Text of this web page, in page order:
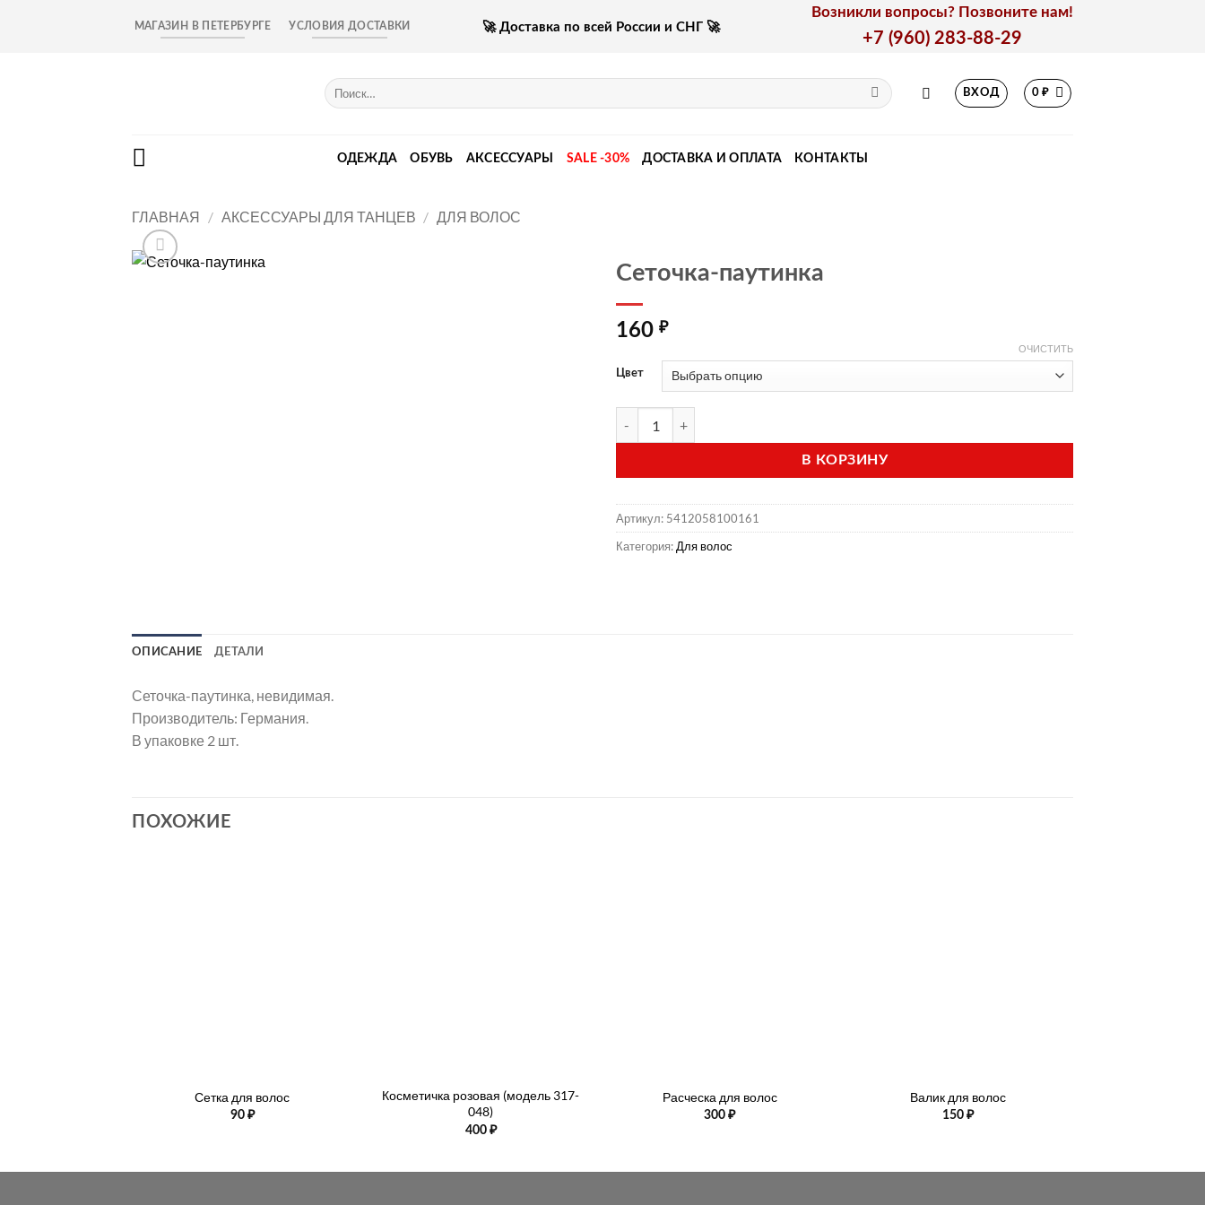
МАГАЗИН В ПЕТЕРБУРГЕ УСЛОВИЯ ДОСТАВКИ 🚀 Доставка по всей России и СНГ 🚀
Возникли вопросы? Позвоните нам!
+7 (960) 283-88-29
Искать:
ВХОД 0₽
ОДЕЖДА ОБУВЬ АКСЕССУАРЫ SALE -30% ДОСТАВКА И ОПЛАТА КОНТАКТЫ
ГЛАВНАЯ / АКСЕССУАРЫ ДЛЯ ТАНЦЕВ / ДЛЯ ВОЛОС
Сеточка-паутинка
160 ₽
Цвет
ОЧИСТИТЬ
В КОРЗИНУ
Артикул: 5412058100161
Категория: Для волос
ОПИСАНИЕ ДЕТАЛИ
Сеточка-паутинка, невидимая.
Производитель: Германия.
В упаковке 2 шт.
ПОХОЖИЕ
Сетка для волос
90 ₽
Косметичка розовая (модель 317-
048)
400 ₽
Расческа для волос
300₽
Валик для волос
150₽